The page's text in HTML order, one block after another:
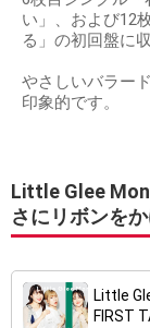
い」、および12
る」の初回盤に
やさしいバラー
印象的です。
Little Glee
さにリボンを
Little
FIRST